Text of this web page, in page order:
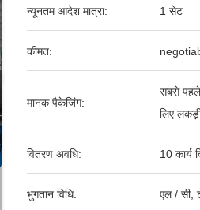
न्यूनतम आदेश मात्रा: 1 सेट
कीमत:
मानक पैकेजिंग:
सबसे पहले
लिए
वितरण अवधि: 10 कार्य
भुगतान विधि: एल / सी,